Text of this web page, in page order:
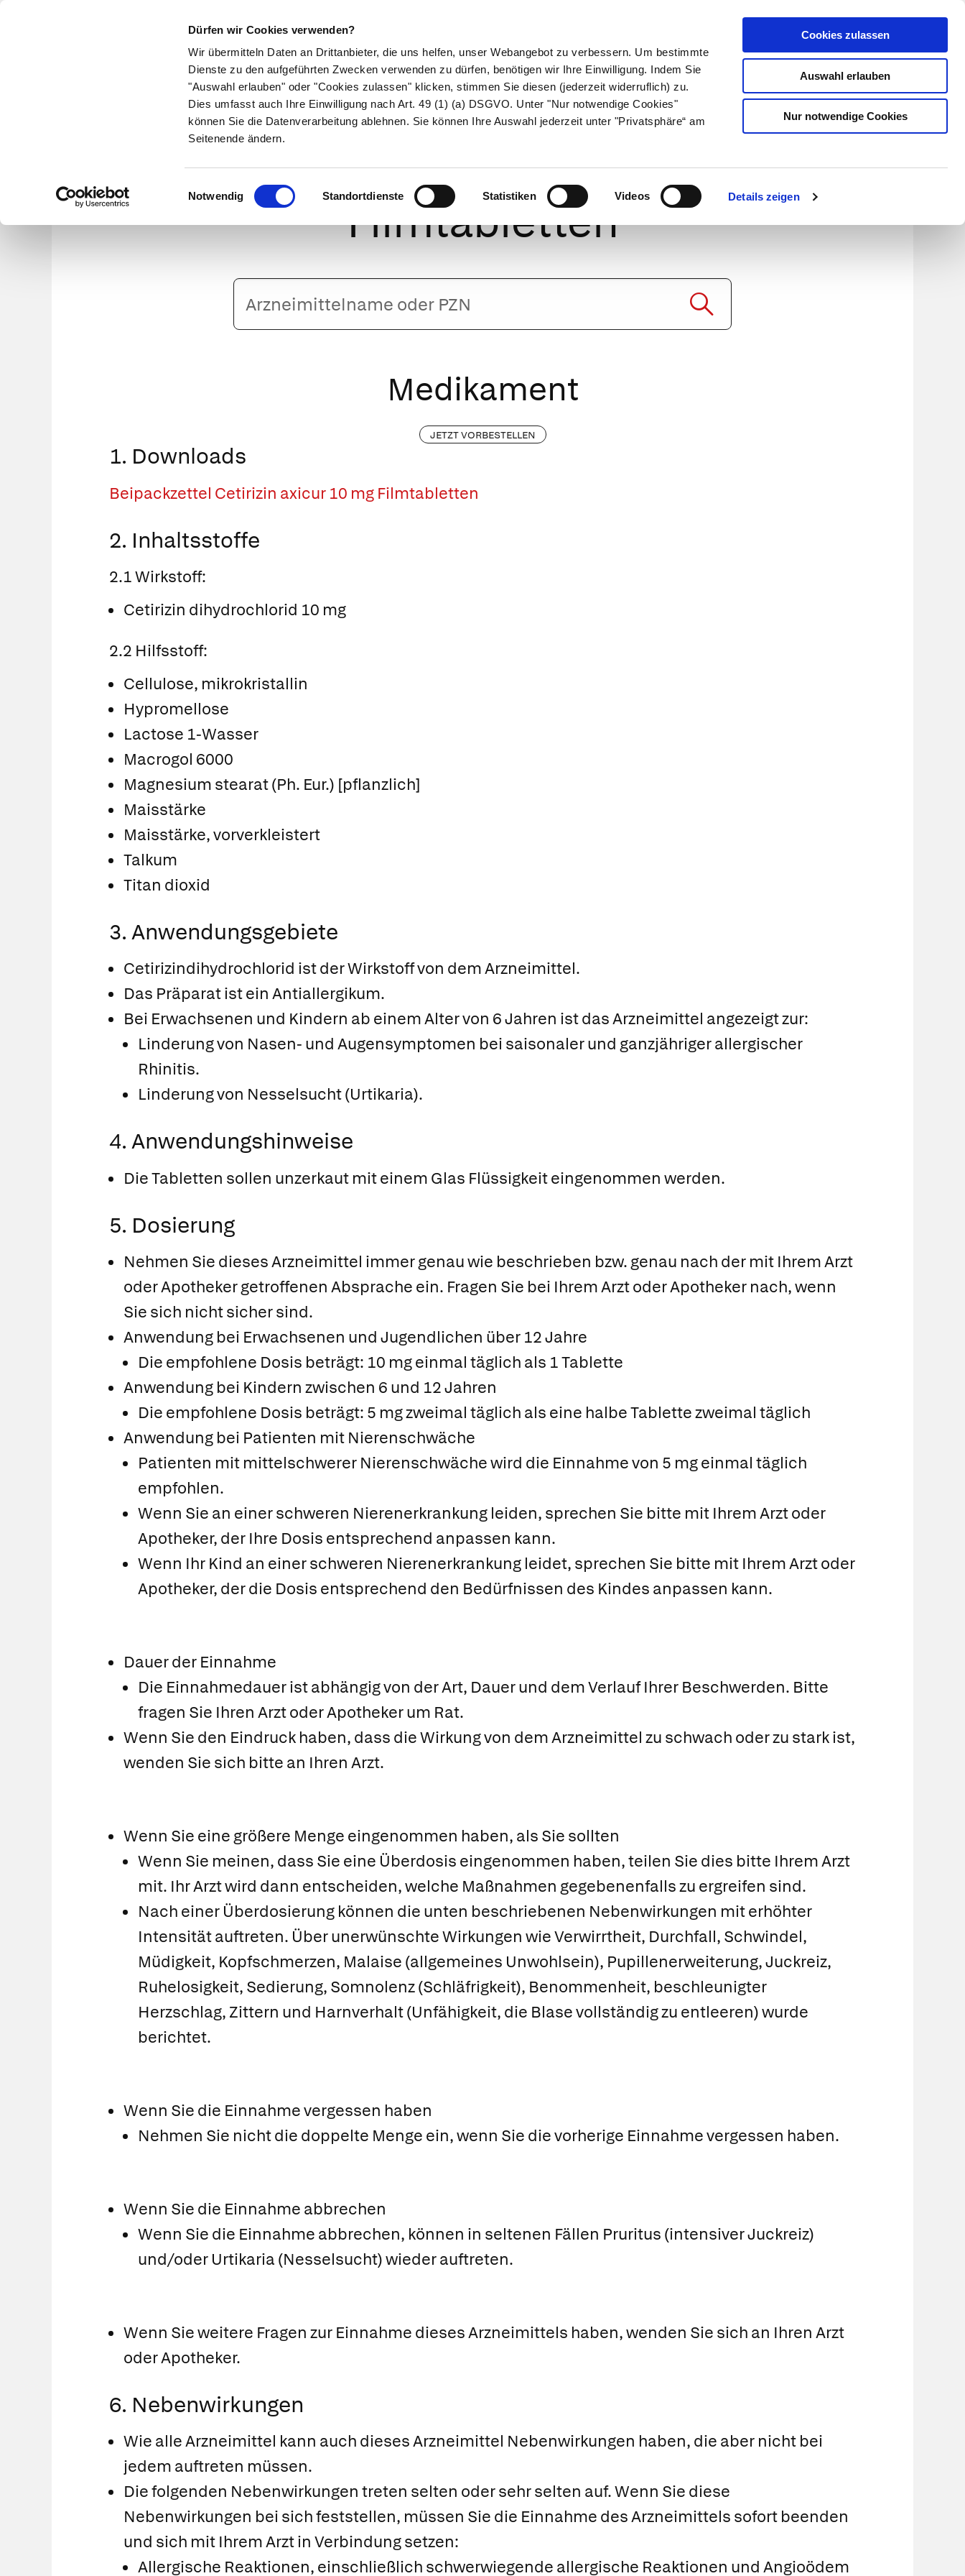
Dürfen wir Cookies verwenden?
Wir übermitteln Daten an Drittanbieter, die uns helfen, unser Webangebot zu verbessern. Um bestimmte
Dienste zu den aufgeführten Zwecken verwenden zu dürfen, benötigen wir Ihre Einwilligung. Indem Sie
"Auswahl erlauben" oder "Cookies zulassen" klicken, stimmen Sie diesen (jederzeit widerruflich) zu.
Dies umfasst auch Ihre Einwilligung nach Art. 49 (1) (a) DSGVO. Unter "Nur notwendige Cookies"
können Sie die Datenverarbeitung ablehnen. Sie können Ihre Auswahl jederzeit unter "Privatsphäre“ am
Seitenende ändern.
Einwilligungsauswahl
Notwendig Standortdienste Statistiken Videos Details zeigen
Cookies zulassen
Auswahl erlauben
Nur notwendige Cookies
Kundenlogin
Suche
Symptome Therapie Medikamente Naturheilkunde Eltern & Kind Gesund leben Über uns
Cetirizin axicur 10 mg
Filmtabletten
Arzneimittelname
oder
PZN
Medikament
JETZT VORBESTELLEN
1. Downloads
Beipackzettel Cetirizin axicur 10 mg Filmtabletten
2. Inhaltsstoffe
2.1 Wirkstoff:
Cetirizin dihydrochlorid 10 mg
2.2 Hilfsstoff:
Cellulose, mikrokristallin
Hypromellose
Lactose 1-Wasser
Macrogol 6000
Magnesium stearat (Ph. Eur.) [pflanzlich]
Maisstärke
Maisstärke, vorverkleistert
Talkum
Titan dioxid
3. Anwendungsgebiete
Cetirizindihydrochlorid ist der Wirkstoff von dem Arzneimittel.
Das Präparat ist ein Antiallergikum.
Bei Erwachsenen und Kindern ab einem Alter von 6 Jahren ist das Arzneimittel angezeigt zur:
Linderung von Nasen- und Augensymptomen bei saisonaler und ganzjähriger allergischer
Rhinitis.
Linderung von Nesselsucht (Urtikaria).
4. Anwendungshinweise
Die Tabletten sollen unzerkaut mit einem Glas Flüssigkeit eingenommen werden.
5. Dosierung
Nehmen Sie dieses Arzneimittel immer genau wie beschrieben bzw. genau nach der mit Ihrem Arzt
oder Apotheker getroffenen Absprache ein. Fragen Sie bei Ihrem Arzt oder Apotheker nach, wenn
Sie sich nicht sicher sind.
Anwendung bei Erwachsenen und Jugendlichen über 12 Jahre
Die empfohlene Dosis beträgt: 10 mg einmal täglich als 1 Tablette
Anwendung bei Kindern zwischen 6 und 12 Jahren
Die empfohlene Dosis beträgt: 5 mg zweimal täglich als eine halbe Tablette zweimal täglich
Anwendung bei Patienten mit Nierenschwäche
Patienten mit mittelschwerer Nierenschwäche wird die Einnahme von 5 mg einmal täglich
empfohlen.
Wenn Sie an einer schweren Nierenerkrankung leiden, sprechen Sie bitte mit Ihrem Arzt oder
Apotheker, der Ihre Dosis entsprechend anpassen kann.
Wenn Ihr Kind an einer schweren Nierenerkrankung leidet, sprechen Sie bitte mit Ihrem Arzt oder
Apotheker, der die Dosis entsprechend den Bedürfnissen des Kindes anpassen kann.
Dauer der Einnahme
Die Einnahmedauer ist abhängig von der Art, Dauer und dem Verlauf Ihrer Beschwerden. Bitte
fragen Sie Ihren Arzt oder Apotheker um Rat.
Wenn Sie den Eindruck haben, dass die Wirkung von dem Arzneimittel zu schwach oder zu stark ist,
wenden Sie sich bitte an Ihren Arzt.
Wenn Sie eine größere Menge eingenommen haben, als Sie sollten
Wenn Sie meinen, dass Sie eine Überdosis eingenommen haben, teilen Sie dies bitte Ihrem Arzt
mit. Ihr Arzt wird dann entscheiden, welche Maßnahmen gegebenenfalls zu ergreifen sind.
Nach einer Überdosierung können die unten beschriebenen Nebenwirkungen mit erhöhter
Intensität auftreten. Über unerwünschte Wirkungen wie Verwirrtheit, Durchfall, Schwindel,
Müdigkeit, Kopfschmerzen, Malaise (allgemeines Unwohlsein), Pupillenerweiterung, Juckreiz,
Ruhelosigkeit, Sedierung, Somnolenz (Schläfrigkeit), Benommenheit, beschleunigter
Herzschlag, Zittern und Harnverhalt (Unfähigkeit, die Blase vollständig zu entleeren) wurde
berichtet.
Wenn Sie die Einnahme vergessen haben
Nehmen Sie nicht die doppelte Menge ein, wenn Sie die vorherige Einnahme vergessen haben.
Wenn Sie die Einnahme abbrechen
Wenn Sie die Einnahme abbrechen, können in seltenen Fällen Pruritus (intensiver Juckreiz)
und/oder Urtikaria (Nesselsucht) wieder auftreten.
Wenn Sie weitere Fragen zur Einnahme dieses Arzneimittels haben, wenden Sie sich an Ihren Arzt
oder Apotheker.
6. Nebenwirkungen
Wie alle Arzneimittel kann auch dieses Arzneimittel Nebenwirkungen haben, die aber nicht bei
jedem auftreten müssen.
Die folgenden Nebenwirkungen treten selten oder sehr selten auf. Wenn Sie diese
Nebenwirkungen bei sich feststellen, müssen Sie die Einnahme des Arzneimittels sofort beenden
und sich mit Ihrem Arzt in Verbindung setzen:
Allergische Reaktionen, einschließlich schwerwiegende allergische Reaktionen und Angioödem